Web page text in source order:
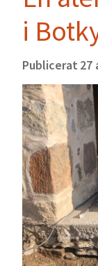
i
Publicerat 27